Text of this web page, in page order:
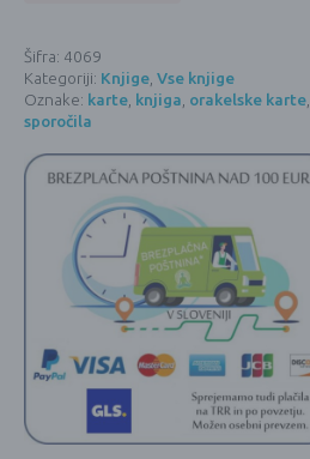
Šifra: 4069
Kategoriji: Knjige, Vse knjige
Oznake: karte, knjiga, orakelske karte,
sporočila